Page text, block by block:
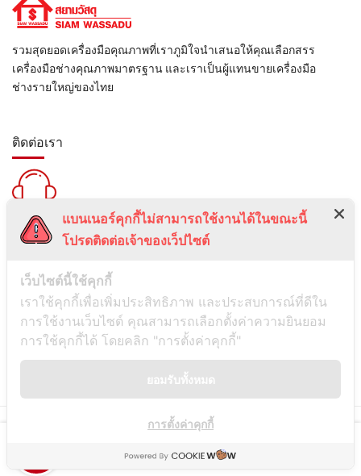
รวมสุดยอดเครื่องมือคุณภาพที่เราภูมิใจนำเสนอให้คุณเลือกสรร
เครื่องมือช่างคุณภาพมาตรฐาน และเราเป็นผู้แทนขายเครื่องมือ
ช่างรายใหญ่ของไทย
ติดต่อเรา
สายด่วน :
099-5095739
เลขที่ 1 ซอยลาดพร้าว 24 แขวงจอมพล เขตจตุจักร กรุงเทพมหานคร
10900
ช่องทางการติดต่อ
Siamwassadu- All Rights Reserved - Powered by
THAITUMSTUDIO.
Hot Sale Checkout
แบนเนอร์คุกกี้ไม่สามารถใช้งานได้ในขณะนี้
โปรดติดต่อเจ้าของเว็ปไซต์
เว็บไซต์นี้ใช้คุกกี้
เราใช้คุกกี้เพื่อเพิ่มประสิทธิภาพ และประสบการณ์ที่ดีใน
การใช้งานเว็บไซต์ คุณสามารถเลือกตั้งค่าความยินยอม
การใช้คุกกี้ได้ โดยคลิก "การตั้งค่าคุกกี้"
ยอมรับทั้งหมด
การตั้งค่าคุกกี้